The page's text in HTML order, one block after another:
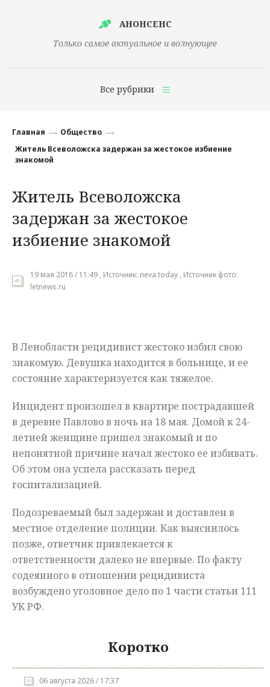
АНОНСЕНС
Только самое актуальное и волнующее
Все рубрики
Финансы
Наука
Культура
Общество
Мнения
Главная
Общество
Житель Всеволожска задержан за жестокое избиение
знакомой
Житель Всеволожска
задержан за жестокое
избиение знакомой
19 мая 2016 / 11:49 , Источник: neva.today , Источник фото:
letnews.ru
В Ленобласти рецидивист жестоко избил свою
знакомую. Девушка находится в больнице, и ее
состояние характеризуется как тяжелое.
Инцидент произошел в квартире пострадавшей
в деревне Павлово в ночь на 18 мая. Домой к 24-
летней женщине пришел знакомый и по
непонятной причине начал жестоко ее избивать.
Об этом она успела рассказать перед
госпитализацией.
Подозреваемый был задержан и доставлен в
местное отделение полиции. Как выяснилось
позже, ответчик привлекается к
ответственности далеко не впервые. По факту
содеянного в отношении рецидивиста
возбуждено уголовное дело по 1 части статьи 111
УК РФ.
Коротко
06 августа 2026 / 17:37